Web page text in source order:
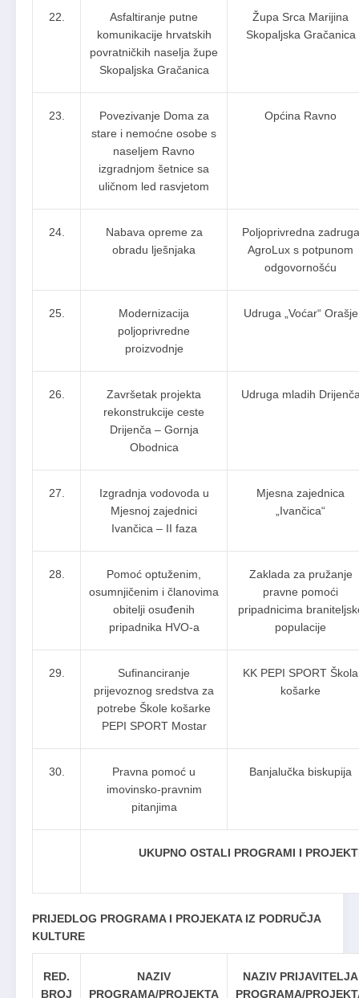
22.
Asfaltiranje putne
komunikacije hrvatskih
povratničkih naselja župe
Skopaljska Gračanica
Župa Srca Marijina
Skopaljska Gračanica
23.
Povezivanje Doma za
stare i nemoćne osobe s
naseljem Ravno
izgradnjom šetnice sa
uličnom led rasvjetom
Općina Ravno
24.
Nabava opreme za
obradu lješnjaka
Poljoprivredna zadruga
AgroLux s potpunom
odgovornošću
25.
Modernizacija
poljoprivredne
proizvodnje
Udruga „Voćar“ Orašje
26.
Završetak projekta
rekonstrukcije ceste
Drijenča – Gornja
Obodnica
Udruga mladih
27.
Izgradnja vodovoda u
Mjesnoj zajednici
Ivančica – II faza
Mjesna zajednica
„Ivančica“
28.
Pomoć optuženim,
osumnjičenim i članovima
obitelji osuđenih
pripadnika HVO-a
Zaklada za pružanje
pravne pomoći
pripadnicima
populacije
29.
Sufinanciranje
prijevoznog sredstva za
potrebe Škole košarke
PEPI SPORT Mostar
KK PEPI SPORT Škola
košarke
30.
Pravna pomoć u
imovinsko-pravnim
pitanjima
Banjalučka biskupija
UKUPNO OSTALI PROGRAMI I
PRIJEDLOG PROGRAMA I PROJEKATA IZ PODRUČJA
KULTURE
RED.
BROJ
NAZIV
PROGRAMA/PROJEKTA
NAZIV PRIJAVITELJA
PROGRAMA/